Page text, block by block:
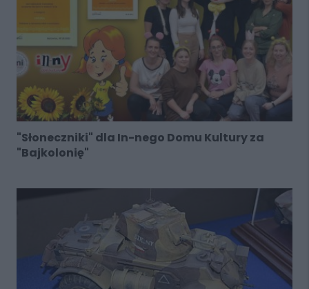
"Słoneczniki" dla In-nego Domu Kultury za
"Bajkolonię"